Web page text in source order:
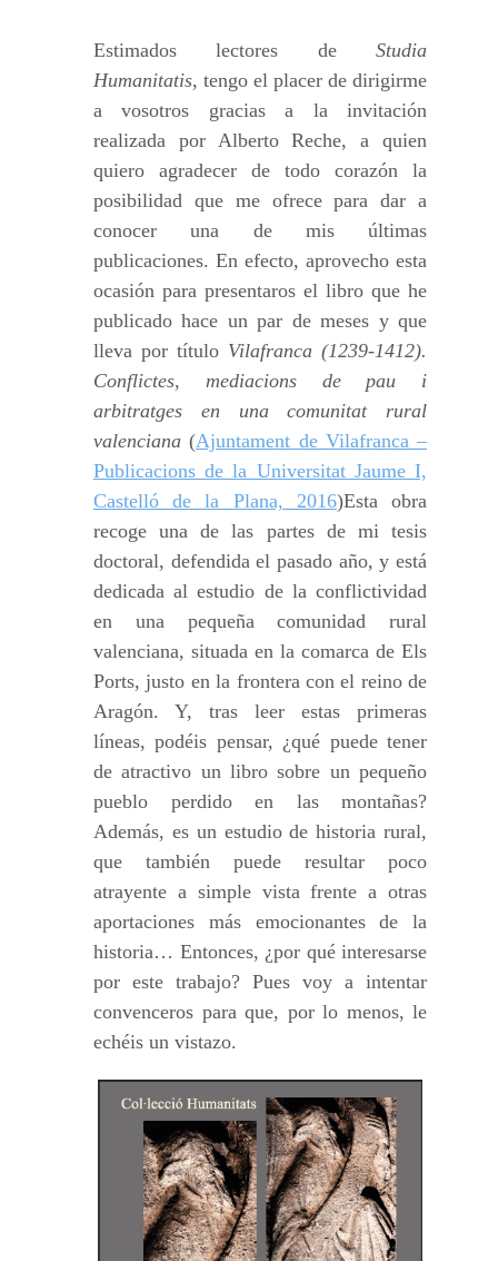
Estimados lectores de Studia
Humanitatis, tengo el placer de dirigirme
a vosotros gracias a la invitación
realizada por Alberto Reche, a quien
quiero agradecer de todo corazón la
posibilidad que me ofrece para dar a
conocer una de mis últimas
publicaciones. En efecto, aprovecho esta
ocasión para presentaros el libro que he
publicado hace un par de meses y que
lleva por título Vilafranca (1239-1412).
Conflictes, mediacions de pau i
arbitratges en una comunitat rural
valenciana(Ajuntament de Vilafranca –
Publicacions de la Universitat Jaume I,
Castelló de la Plana, 2016)Esta obra
recoge una de las partes de mi tesis
doctoral, defendida el pasado año, y está
dedicada al estudio de la conflictividad
en una pequeña comunidad rural
valenciana, situada en la comarca de Els
Ports, justo en la frontera con el reino de
Aragón. Y, tras leer estas primeras
líneas, podéis pensar, ¿qué puede tener
de atractivo un libro sobre un pequeño
pueblo perdido en las montañas?
Además, es un estudio de historia rural,
que también puede resultar poco
atrayente a simple vista frente a otras
aportaciones más emocionantes de la
historia… Entonces, ¿por qué interesarse
por este trabajo? Pues voy a intentar
convenceros para que, por lo menos, le
echéis un vistazo.